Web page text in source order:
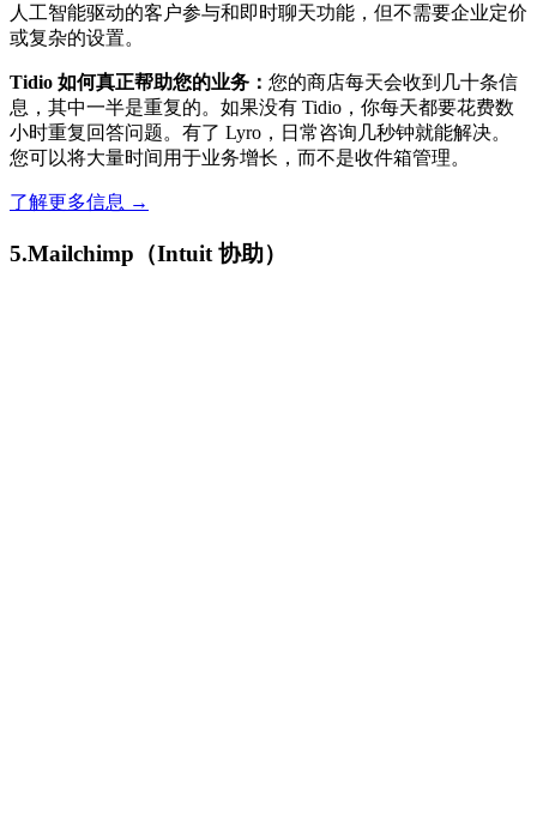
人工智能驱动的客户参与和即时聊天功能，但不需要企业定价
或复杂的设置。
Tidio 如何真正帮助您的业务： 您的商店每天会收到几十条信
息，其中一半是重复的。如果没有 Tidio，你每天都要花费数
小时重复回答问题。有了 Lyro，日常咨询几秒钟就能解决。
您可以将大量时间用于业务增长，而不是收件箱管理。
了解更多信息 →
5.Mailchimp（Intuit 协助）